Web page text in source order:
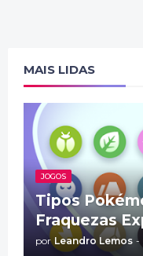
MAIS LIDAS
JOGOS
Tipos
Fraquezas
por Leandro Lemos -